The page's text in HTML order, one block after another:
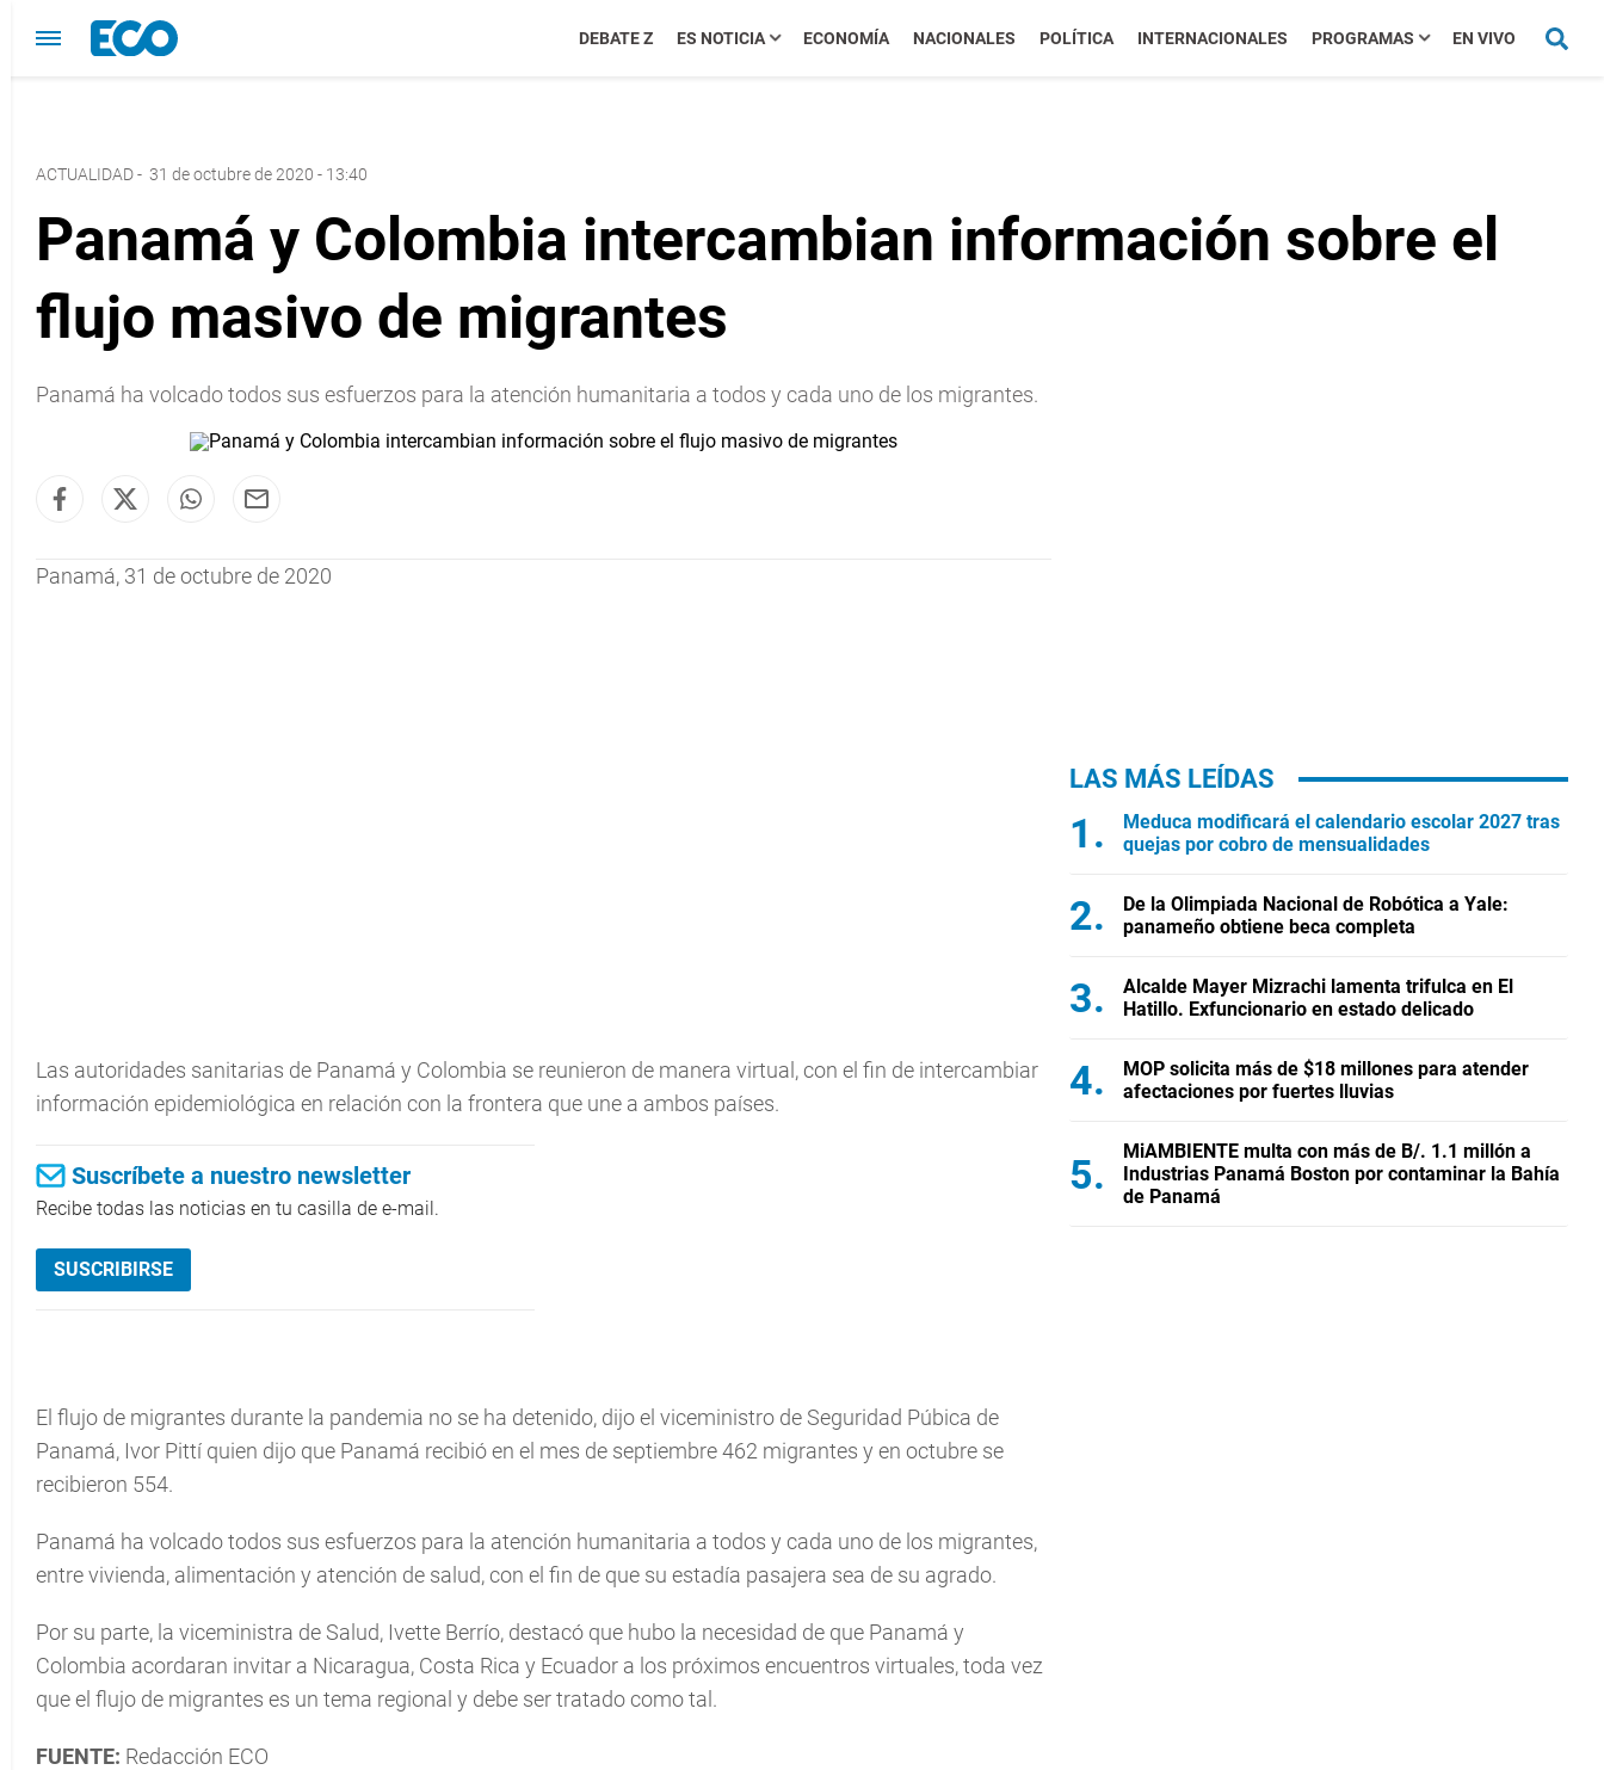
DEBATE Z ES NOTICIA ECONOMÍA NACIONALES POLÍTICA INTERNACIONALES PROGRAMAS EN VIVO
ACTUALIDAD- 31 de octubre de 2020 - 13:40
Panamá y Colombia intercambian información sobre el
flujo masivo de migrantes
Panamá ha volcado todos sus esfuerzos para la atención humanitaria a todos y cada uno de los migrantes.
Panamá, 31 de octubre de 2020
Las autoridades sanitarias de Panamá y Colombia se reunieron de manera virtual, con el fin de intercambiar
información epidemiológica en relación con la frontera que une a ambos países.
Suscríbete a nuestro newsletter
Recibe todas las noticias en tu casilla de e-mail.
SUSCRIBIRSE
El flujo de migrantes durante la pandemia no se ha detenido, dijo el viceministro de Seguridad Púbica de
Panamá, Ivor Pittí quien dijo que Panamá recibió en el mes de septiembre 462 migrantes y en octubre se
recibieron 554.
Panamá ha volcado todos sus esfuerzos para la atención humanitaria a todos y cada uno de los migrantes,
entre vivienda, alimentación y atención de salud, con el fin de que su estadía pasajera sea de su agrado.
Por su parte, la viceministra de Salud, Ivette Berrío, destacó que hubo la necesidad de que Panamá y
Colombia acordaran invitar a Nicaragua, Costa Rica y Ecuador a los próximos encuentros virtuales, toda vez
que el flujo de migrantes es un tema regional y debe ser tratado como tal.
FUENTE: Redacción ECO
LAS MÁS LEÍDAS
Meduca modificará el calendario escolar 2027 tras
quejas por cobro de mensualidades
De la Olimpiada Nacional de Robótica a Yale:
panameño obtiene beca completa
Alcalde Mayer Mizrachi lamenta trifulca en El
Hatillo. Exfuncionario en estado delicado
MOP solicita más de $18 millones para atender
afectaciones por fuertes lluvias
MiAMBIENTE multa con más de B/. 1.1 millón a
Industrias Panamá Boston por contaminar la Bahía
de Panamá